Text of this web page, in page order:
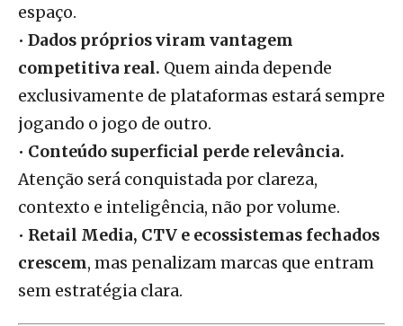
espaço.
• Dados próprios viram vantagem
competitiva real. Quem ainda depende
exclusivamente de plataformas estará sempre
jogando o jogo de outro.
• Conteúdo superficial perde relevância.
Atenção será conquistada por clareza,
contexto e inteligência, não por volume.
• Retail Media, CTV e ecossistemas fechados
crescem, mas penalizam marcas que entram
sem estratégia clara.